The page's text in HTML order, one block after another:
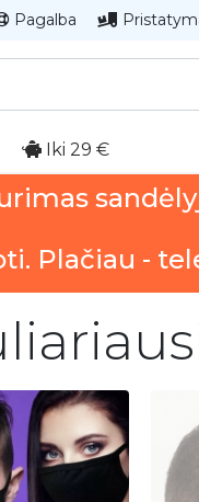
Pagalba
Iki 29 €
Plačiau -